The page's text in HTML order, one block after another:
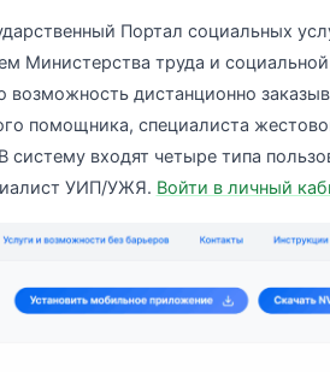
Портал социальных
Министерства труда и
возможность дистанционно
помощника, специалиста
систему входят четыре типа
УИП/УЖЯ. Войти в личный